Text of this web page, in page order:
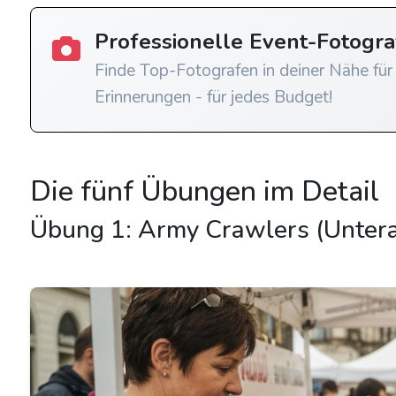
Professionelle Event-
Finde Top-Fotografen in deiner Nähe
Erinnerungen - für jedes Budget!
Die fünf Übungen im Detail
Übung 1: Army Crawlers